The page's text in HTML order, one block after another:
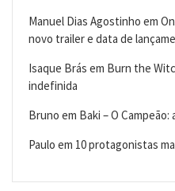
Manuel Dias Agostinho em
novo trailer e data de
Isaque Brás em Burn the
indefinida
Bruno em Baki – O
Paulo em 10 protagonistas